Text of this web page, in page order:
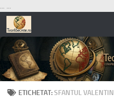
... ...
Skip to content
ETICHETAT:SFANTUL VALENTIN